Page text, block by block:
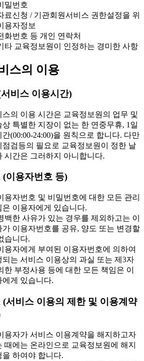
밀번호
신청 / 기관회원서비스 권한설정을 위
용자정보
번호 등 개인 연락처
교육정보원이 인정하는 경미한 사항
스의 이용
비스 이용시간)
스의 이용 시간은 교육정보원의 업무 및
상 특별한 지장이 없는 한 연중무휴, 1일
간(00:00-24:00)을 원칙으로 합니다. 다만
점검등의 필요로 교육정보원이 정한 날
시간은 그러하지 아니합니다.
(이용자번호 등)
자번호 및 비밀번호에 대한 모든 관리
은 이용자에게 있습니다.
한 사유가 있는 경우를 제외하고는 이
가 이용자번호를 공유, 양도 또는 변경할
습니다.
자에게 부여된 이용자번호에 의하여
되는 서비스 이용상의 과실 또는 제3자
한 부정사용 등에 대한 모든 책임은 이
에게 있습니다.
(서비스 이용의 제한 및 이용계약
자가 서비스 이용계약을 해지하고자
때에는 온라인으로 교육정보원에 해지
을 하여야 합니다.